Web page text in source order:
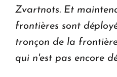
Zvartnots. Et
frontières sont
tronçon de la
qui n'est pas encore